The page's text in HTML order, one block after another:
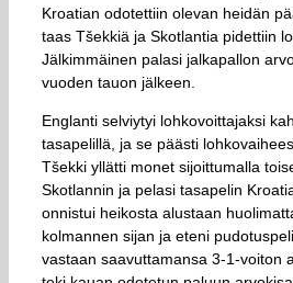
Kroatian odotettiin olevan heidän
taas Tšekkiä ja Skotlantia pidettiin
Jälkimmäinen palasi jalkapallon
vuoden tauon jälkeen.
Englanti selviytyi lohkovoittajaksi
tasapelillä, ja se päästi
Tšekki yllätti monet sijoittumalla
Skotlannin ja pelasi tasapelin
onnistui heikosta alustaan
kolmannen sijan ja eteni
vastaan saavuttamansa 3-1-voiton